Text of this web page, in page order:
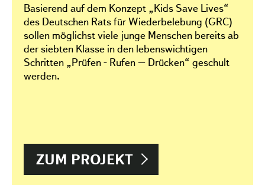
Basierend auf dem Konzept „Kids Save Lives“
des Deutschen Rats für Wiederbelebung (GRC)
sollen möglichst viele junge Menschen bereits ab
der siebten Klasse in den lebenswichtigen
Schritten „Prüfen - Rufen – Drücken“ geschult
werden.
ZUM PROJEKT